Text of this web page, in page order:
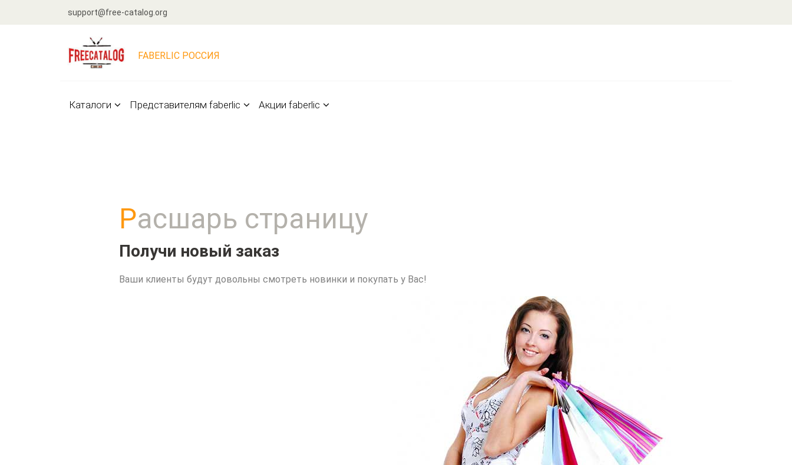
support@free-catalog.org
FABERLIC РОССИЯ
Каталоги Представителям faberlic Акции faberlic
Расшарь страницу
Получи новый заказ
Ваши клиенты будут довольны смотреть новинки и покупать у Вас!